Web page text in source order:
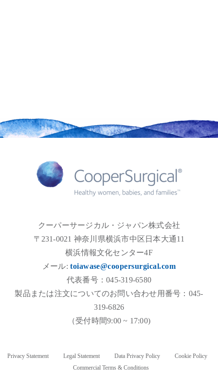
クーパーサージカル・ジャパン株式会社
〒231-0021 神奈川県横浜市中区日本大通11
横浜情報文化センター4F
メール:toiawase@coopersurgical.com
代表番号：045-319-6580
製品または注文についてのお問い合わせ用番号：045-
319-6826
（受付時間9:00 ~ 17:00)
Privacy Statement Legal Statement Data Privacy Policy
Cookie Policy
Commercial Terms & Conditions